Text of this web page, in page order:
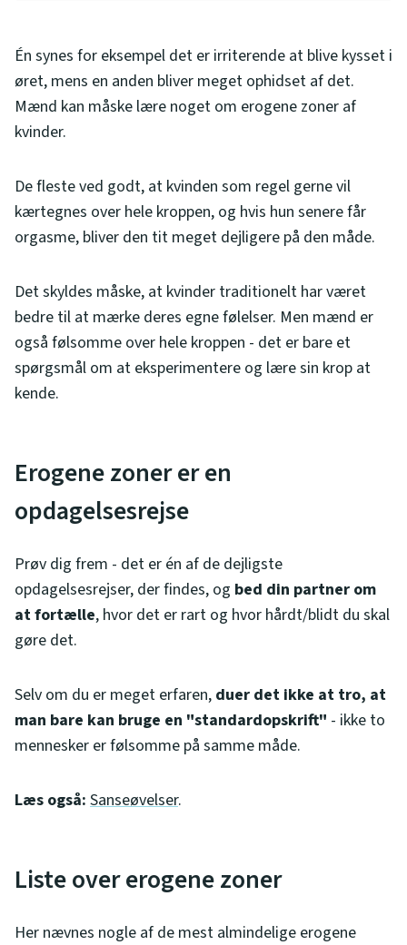
Én synes for eksempel det er irriterende at blive kysset i
øret, mens en anden bliver meget ophidset af det.
Mænd kan måske lære noget om erogene zoner af
kvinder.
De fleste ved godt, at kvinden som regel gerne vil
kærtegnes over hele kroppen, og hvis hun senere får
orgasme, bliver den tit meget dejligere på den måde.
Det skyldes måske, at kvinder traditionelt har været
bedre til at mærke deres egne følelser. Men mænd er
også følsomme over hele kroppen - det er bare et
spørgsmål om at eksperimentere og lære sin krop at
kende.
Erogene zoner er en
opdagelsesrejse
Prøv dig frem - det er én af de dejligste
opdagelsesrejser, der findes, og bed din partner om
at fortælle, hvor det er rart og hvor hårdt/blidt du skal
gøre det.
Selv om du er meget erfaren, duer det ikke at tro, at
man bare kan bruge en "standardopskrift" - ikke to
mennesker er følsomme på samme måde.
Læs også: Sanseøvelser.
Liste over erogene zoner
Her nævnes nogle af de mest almindelige erogene